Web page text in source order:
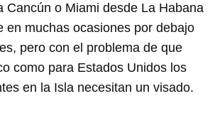
Cancún o Miami desde La Habana
en muchas ocasiones por debajo
pero con el problema de que
como para Estados Unidos los
en la Isla necesitan un visado.